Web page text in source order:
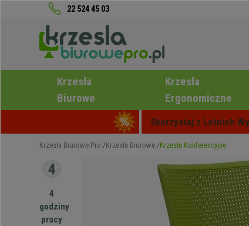
22 524 45 03
Krzesła
Biurowe
Krzesła
Ergonomiczne
Skorzystaj z Letnich
Krzesła Biurowe Pro Krzesła Biurowe Krzesła Konferencyjne
4
godziny
pracy